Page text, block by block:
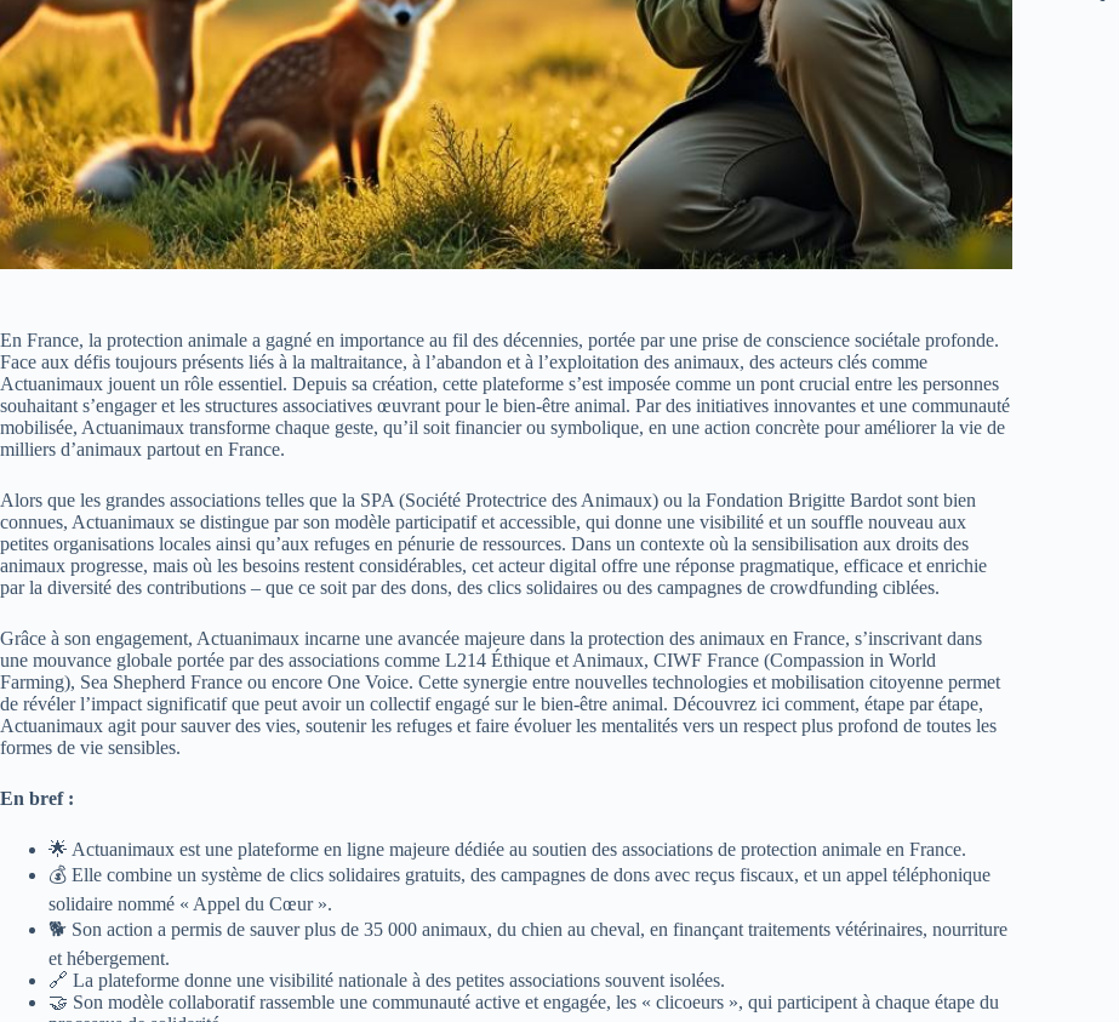
En France, la protection animale a gagné en importance au fil des décennies, portée par une prise de conscience sociétale profonde.
Face aux défis toujours présents liés à la maltraitance, à l’abandon et à l’exploitation des animaux, des acteurs clés comme
Actuanimaux jouent un rôle essentiel. Depuis sa création, cette plateforme s’est imposée comme un pont crucial entre les personnes
souhaitant s’engager et les structures associatives œuvrant pour le bien-être animal. Par des initiatives innovantes et une communauté
mobilisée, Actuanimaux transforme chaque geste, qu’il soit financier ou symbolique, en une action concrète pour améliorer la vie de
milliers d’animaux partout en France.
Alors que les grandes associations telles que la SPA (Société Protectrice des Animaux) ou la Fondation Brigitte Bardot sont bien
connues, Actuanimaux se distingue par son modèle participatif et accessible, qui donne une visibilité et un souffle nouveau aux
petites organisations locales ainsi qu’aux refuges en pénurie de ressources. Dans un contexte où la sensibilisation aux droits des
animaux progresse, mais où les besoins restent considérables, cet acteur digital offre une réponse pragmatique, efficace et enrichie
par la diversité des contributions – que ce soit par des dons, des clics solidaires ou des campagnes de crowdfunding ciblées.
Grâce à son engagement, Actuanimaux incarne une avancée majeure dans la protection des animaux en France, s’inscrivant dans
une mouvance globale portée par des associations comme L214 Éthique et Animaux, CIWF France (Compassion in World
Farming), Sea Shepherd France ou encore One Voice. Cette synergie entre nouvelles technologies et mobilisation citoyenne permet
de révéler l’impact significatif que peut avoir un collectif engagé sur le bien-être animal. Découvrez ici comment, étape par étape,
Actuanimaux agit pour sauver des vies, soutenir les refuges et faire évoluer les mentalités vers un respect plus profond de toutes les
formes de vie sensibles.
En bref :
🌟 Actuanimaux est une plateforme en ligne majeure dédiée au soutien des associations de protection animale en France.
💰 Elle combine un système de clics solidaires gratuits, des campagnes de dons avec reçus fiscaux, et un appel téléphonique
solidaire nommé « Appel du Cœur ».
🐕 Son action a permis de sauver plus de 35 000 animaux, du chien au cheval, en finançant traitements vétérinaires, nourriture
et hébergement.
🔗 La plateforme donne une visibilité nationale à des petites associations souvent isolées.
🤝 Son modèle collaboratif rassemble une communauté active et engagée, les « clicoeurs », qui participent à chaque étape du